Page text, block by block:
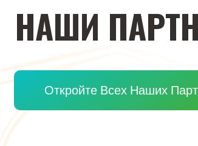
НАШИ
Откройте Всех Наших